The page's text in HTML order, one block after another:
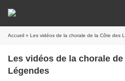
Accueil » Les vidéos de la chorale de la Côte des
Les vidéos de la chorale
Légendes